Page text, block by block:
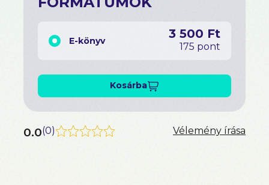
E-könyv 3 500 Ft
175 pont
Kosárba
0.0(0) Vélemény írása